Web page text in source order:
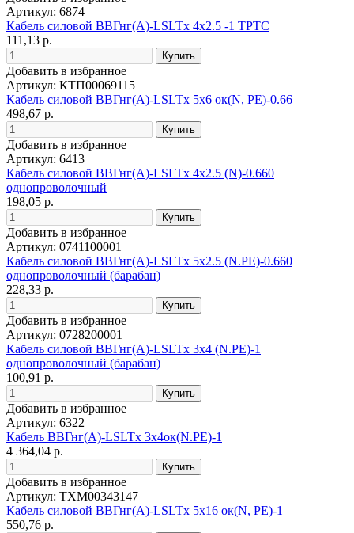
Артикул: 6874
Кабель силовой ВВГнг(А)-LSLTx 4х2.5 -1 ТРТС
111,13 р.
Добавить в избранное
Артикул: КТП00069115
Кабель силовой ВВГнг(А)-LSLTx 5x6 ок(N, PE)-0.66
498,67 р.
Добавить в избранное
Артикул: 6413
Кабель силовой ВВГнг(А)-LSLTx 4х2.5 (N)-0.660
однопроволочный
198,05 р.
Добавить в избранное
Артикул: 0741100001
Кабель силовой ВВГнг(А)-LSLTx 5х2.5 (N.PE)-0.660
однопроволочный (барабан)
228,33 р.
Добавить в избранное
Артикул: 0728200001
Кабель силовой ВВГнг(А)-LSLTx 3х4 (N.PE)-1
однопроволочный (барабан)
100,91 р.
Добавить в избранное
Артикул: 6322
Кабель ВВГнг(А)-LSLTx 3х4ок(N.PE)-1
4 364,04 р.
Добавить в избранное
Артикул: ТХМ00343147
Кабель силовой ВВГнг(А)-LSLTx 5x16 ок(N, PE)-1
550,76 р.